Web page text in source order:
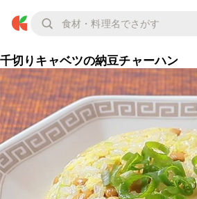
千切りキャベツの納豆チャーハン